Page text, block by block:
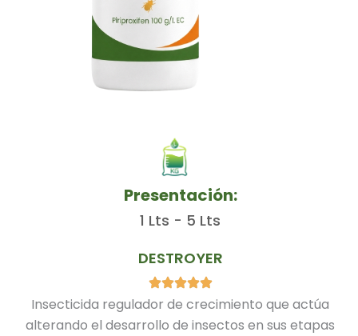
Presentación:
1 Lts - 5 Lts
DESTROYER
Insecticida regulador de crecimiento que actúa
alterando el desarrollo de insectos en sus etapas